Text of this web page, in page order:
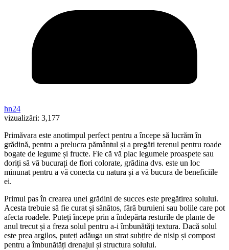
hn24
vizualizări: 3,177
Primăvara este anotimpul perfect pentru a începe să lucrăm în
grădină, pentru a prelucra pământul și a pregăti terenul pentru roade
bogate de legume și fructe. Fie că vă plac legumele proaspete sau
doriți să vă bucurați de flori colorate, grădina dvs. este un loc
minunat pentru a vă conecta cu natura și a vă bucura de beneficiile
ei.
Primul pas în crearea unei grădini de succes este pregătirea solului.
Acesta trebuie să fie curat și sănătos, fără buruieni sau bolile care pot
afecta roadele. Puteți începe prin a îndepărta resturile de plante de
anul trecut și a freza solul pentru a-i îmbunătăți textura. Dacă solul
este prea argilos, puteți adăuga un strat subțire de nisip și compost
pentru a îmbunătăți drenajul și structura solului.